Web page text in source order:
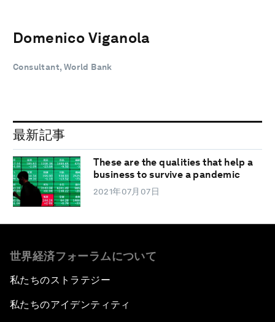
Domenico Viganola
Consultant, World Bank
最新記事
These are the qualities that help a
business to survive a pandemic
2021年07月07日
世界経済フォーラムについて
私たちのストラテジー
私たちのアイデンティティ